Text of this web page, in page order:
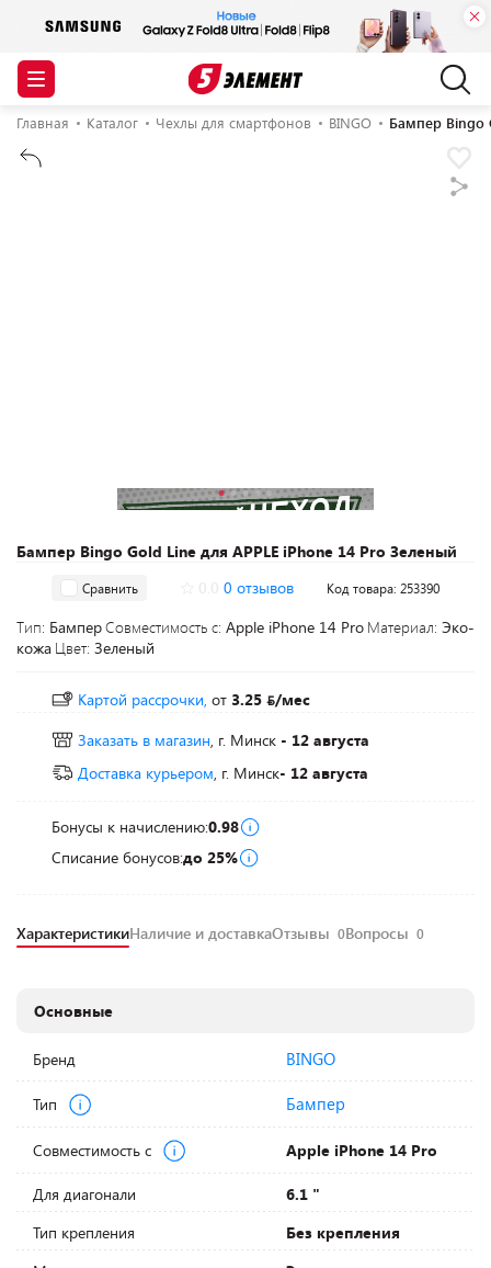
Главная Каталог Чехлы для смартфонов BINGO Бампер Bingo
Бампер Bingo Gold Line для APPLE iPhone 14 Pro Зеленый
Сравнить 0 отзывов Код товара: 253390
Тип: БамперСовместимость с: Apple iPhone 14 Pro Материал: Эко-
кожа Цвет: Зеленый
Картой рассрочки, от 3.25
/мес
Заказать в магазин, г. Минск - 12 августа
Доставка курьером, г. Минск- 12 августа
Бонусы к начислению:0.98
Списание бонусов:до 25%
ХарактеристикиНаличие и доставкаОтзывы 0Вопросы 0
Основные
Бренд BINGO
Тип Бампер
Совместимость с Apple iPhone 14 Pro
Для диагонали
6.1 "
Тип крепления
Без крепления